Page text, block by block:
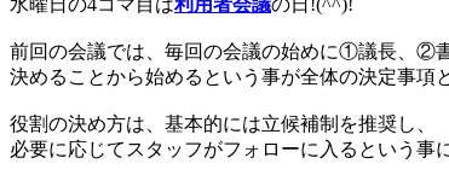
前回の会議では、毎回の会議の始めに①議長、②
決めることから始めるという事が全体の決定事項
役割の決め方は、基本的には立候補制を推奨し、
必要に応じてスタッフがフォローに入るという事